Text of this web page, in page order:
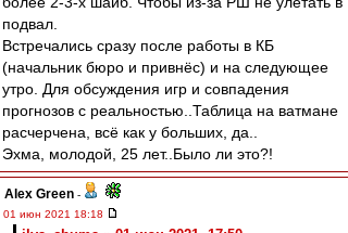
подвал.
Встречались сразу после работы в КБ
(начальник бюро и привнёс) и на следующее
утро. Для обсуждения игр и совпадения
прогнозов с реальностью..Таблица на ватмане
расчерчена, всё как у больших, да..
Эхма, молодой, 25 лет..Было ли это?!
Alex Green -
01 июн 2021 18:18